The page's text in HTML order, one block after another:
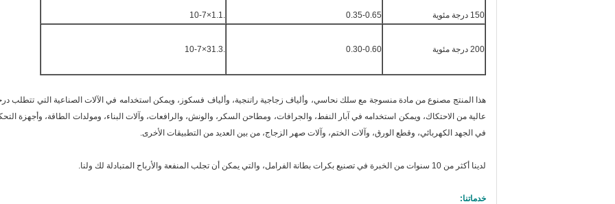
150 درجة مئوية 0.35-0.65
.1.1×10-7
200 درجة مئوية 0.30-0.60
.31.3×10-7
هذا المنتج مصنوع من مادة منسوجة مع سلك نحاسي، وألياف زجاجية راتنجية، وألياف فسكوز، ويمكن استخدامه في الآلات الصناعية التي تتطلب
عالية من الاحتكاك، ويمكن استخدامه في آبار النفط، والجرافات، ومطاحن السكر، والونش، والرافعات، وآلات البناء، ومولدات الطاقة، وأجهزة
في الجهد الكهربائي، وقطع الورق، وآلات الختم، وآلات صهر الزجاج، من بين العديد من التطبيقات الأخرى.
لدينا أكثر من 10 سنوات من الخبرة في تصنيع بكرات بطانة الفرامل، والتي يمكن أن تجلب المنفعة والأرباح المتبادلة لك ولنا.
خدماتنا: